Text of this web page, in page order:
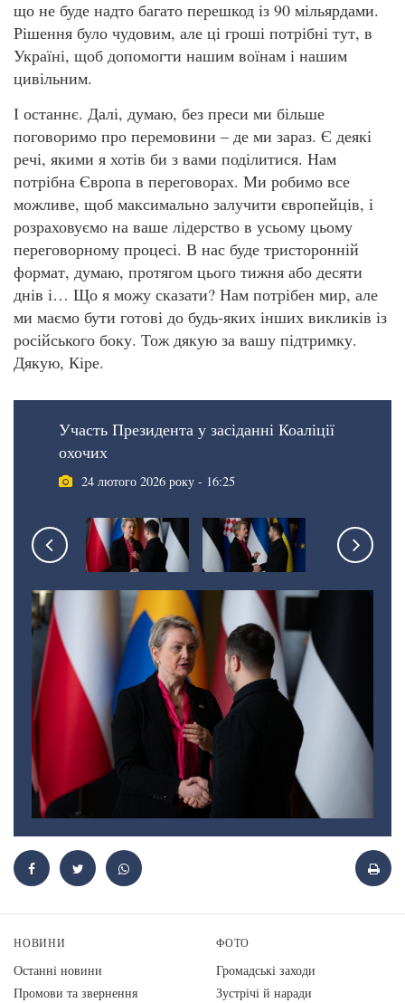
що не буде надто багато перешкод із 90 мільярдами.
Рішення було чудовим, але ці гроші потрібні тут, в
Україні, щоб допомогти нашим воїнам і нашим
цивільним.
І останнє. Далі, думаю, без преси ми більше
поговоримо про перемовини – де ми зараз. Є деякі
речі, якими я хотів би з вами поділитися. Нам
потрібна Європа в переговорах. Ми робимо все
можливе, щоб максимально залучити європейців, і
розраховуємо на ваше лідерство в усьому цьому
переговорному процесі. В нас буде тристоронній
формат, думаю, протягом цього тижня або десяти
днів і… Що я можу сказати? Нам потрібен мир, але
ми маємо бути готові до будь-яких інших викликів із
російського боку. Тож дякую за вашу підтримку.
Дякую, Кіре.
Участь Президента у засіданні Коаліції
охочих
24 лютого 2026 року - 16:25
НОВИНИ
Останні новини
Промови та звернення
ФОТО
Громадські заходи
Зустрічі й наради